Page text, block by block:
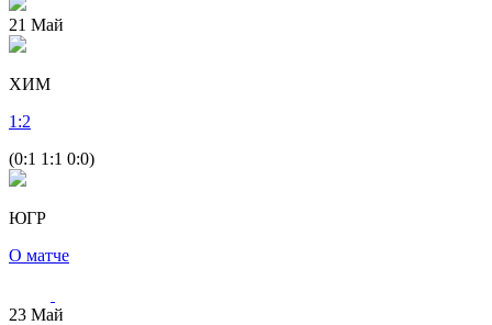
21 Май
ХИМ
1 :2
(0:1 1:1 0:0)
ЮГР
О матче
23 Май